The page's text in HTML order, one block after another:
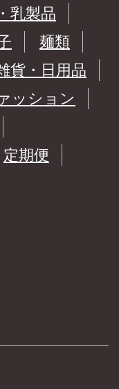
乳製品
麺類
貨・日用品
ッション
定期便